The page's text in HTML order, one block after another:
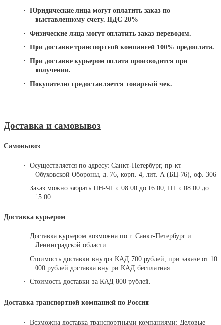
· Юридические лица могут оплатить заказ по
выставленному счету. НДС 20%
· Физические лица могут оплатить заказ переводом.
· При доставке транспортной компанией 100% предоплата.
· При доставке курьером оплата производится при
получении.
· Покупателю предоставляется товарный чек.
Доставка и самовывоз
Самовывоз
· Осуществляется по адресу: Санкт-Петербург, пр-кт
Обуховской Обороны, д. 76, корп. 4, лит. А (БЦ-76), оф. 306
·
Заказ можно забрать ПН-ЧТ с 08:00 до 16:00, ПТ с 08:00 до
15:00
Доставка курьером
·
Доставка курьером возможна по г. Санкт-Петербург и
Ленинградской области.
·
Стоимость доставки внутри КАД 700 рублей, при заказе от 10
000 рублей доставка внутри КАД бесплатная.
·
Стоимость доставки за КАД 800 рублей.
Доставка транспортной компанией по России
·
Возможна доставка транспортными компаниями: Деловые